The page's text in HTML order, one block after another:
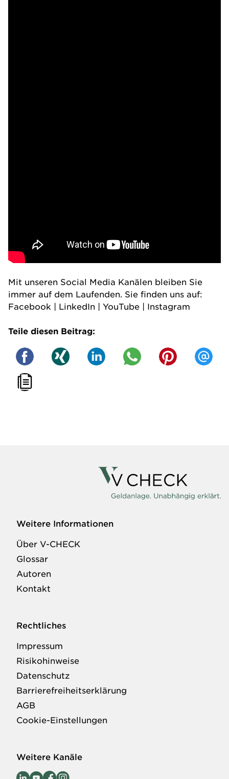
Mit unseren Social Media Kanälen bleiben Sie
immer auf dem Laufenden. Sie finden uns auf:
Facebook | LinkedIn | YouTube | Instagram
Teile diesen Beitrag:
Weitere Informationen
Über V-CHECK
Glossar
Autoren
Kontakt
Rechtliches
Impressum
Risikohinweise
Datenschutz
Barrierefreiheitserklärung
AGB
Cookie-Einstellungen
Weitere Kanäle